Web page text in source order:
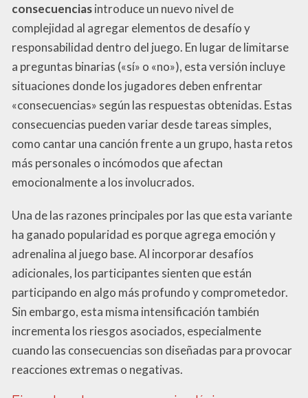
consecuenciasintroduce un nuevo nivel de
complejidad al agregar elementos de desafío y
responsabilidad dentro del juego. En lugar de limitarse
a preguntas binarias («sí» o «no»), esta versión incluye
situaciones donde los jugadores deben enfrentar
«consecuencias» según las respuestas obtenidas. Estas
consecuencias pueden variar desde tareas simples,
como cantar una canción frente a un grupo, hasta retos
más personales o incómodos que afectan
emocionalmente a los involucrados.
Una de las razones principales por las que esta variante
ha ganado popularidad es porque agrega emoción y
adrenalina al juego base. Al incorporar desafíos
adicionales, los participantes sienten que están
participando en algo más profundo y comprometedor.
Sin embargo, esta misma intensificación también
incrementa los riesgos asociados, especialmente
cuando las consecuencias son diseñadas para provocar
reacciones extremas o negativas.